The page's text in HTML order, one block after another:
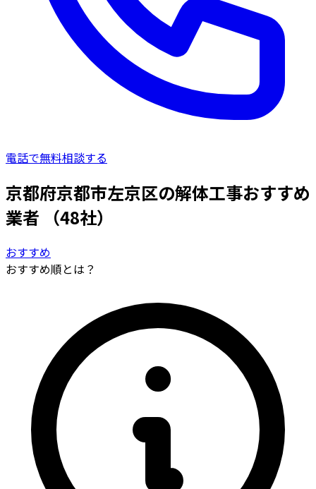
電話で無料相談する
京都府京都市左京区の解体工事おすすめ
業者
（48社）
おすすめ
おすすめ順とは？